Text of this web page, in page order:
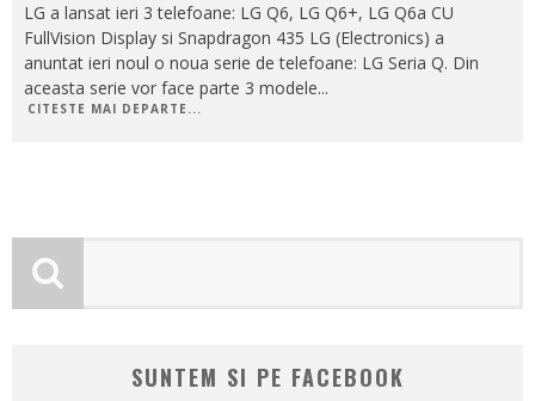
LG a lansat ieri 3 telefoane: LG Q6, LG Q6+, LG Q6a CU
FullVision Display si Snapdragon 435 LG (Electronics) a
anuntat ieri noul o noua serie de telefoane: LG Seria Q. Din
aceasta serie vor face parte 3 modele...
CITESTE MAI DEPARTE...
SUNTEM SI PE FACEBOOK